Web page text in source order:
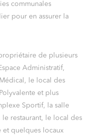
communales
pour en assurer la
de plusieurs
Administratif,
le local des
et plus
Sportif, la salle
le restaurant, le local des
et quelques locaux